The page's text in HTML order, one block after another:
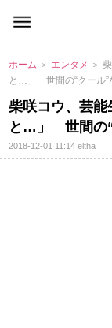
ホーム ＞ エンタメ ＞
と…」 世間の“クール”
柴咲コウ、芸
と…」 世間の“
2018-12-01 11:14eltha